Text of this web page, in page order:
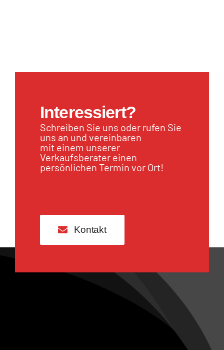
Interessiert?
Schreiben Sie uns oder rufen Sie
uns an und vereinbaren
mit einem unserer
Verkaufsberater einen
persönlichen Termin vor Ort!
Kontakt